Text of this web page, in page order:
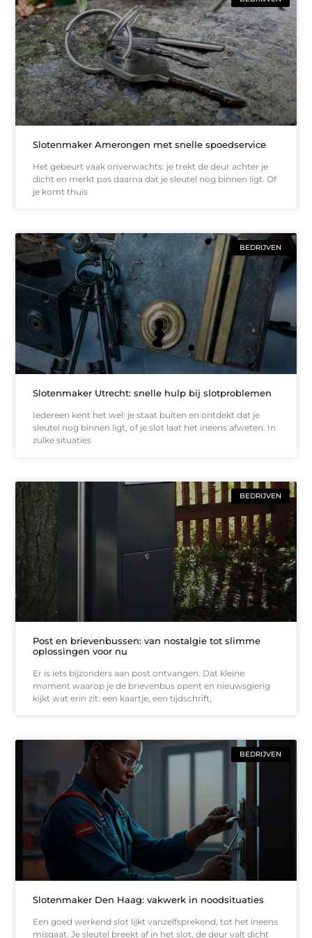
Slotenmaker Amerongen met snelle spoedservice
Het gebeurt vaak onverwachts: je trekt de deur achter je
dicht en merkt pas daarna dat je sleutel nog binnen ligt. Of
je komt thuis
BEDRIJVEN
Slotenmaker Utrecht: snelle hulp bij slotproblemen
Iedereen kent het wel: je staat buiten en ontdekt dat je
sleutel nog binnen ligt, of je slot laat het ineens afweten. In
zulke situaties
BEDRIJVEN
Post en brievenbussen: van nostalgie tot slimme
oplossingen voor nu
Er is iets bijzonders aan post ontvangen. Dat kleine
moment waarop je de brievenbus opent en nieuwsgierig
kijkt wat erin zit: een kaartje, een tijdschrift,
BEDRIJVEN
Slotenmaker Den Haag: vakwerk in noodsituaties
Een goed werkend slot lijkt vanzelfsprekend, tot het ineens
misgaat. Je sleutel breekt af in het slot, de deur valt dicht